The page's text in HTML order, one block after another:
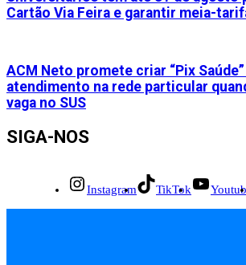
Cartão Via Feira e garantir meia-
ACM Neto promete criar “Pix
atendimento na rede particular
vaga no SUS
SIGA-NOS
Instagram TikTok